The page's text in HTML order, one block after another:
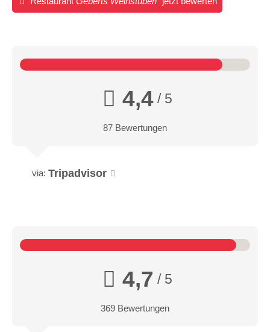
4,4/ 5
87 Bewertungen
via: Tripadvisor
4,7 / 5
369 Bewertungen